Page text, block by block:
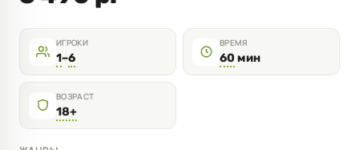
ИГРОКИ
1–6
ВРЕМЯ
60 мин
ВОЗРАСТ
18+